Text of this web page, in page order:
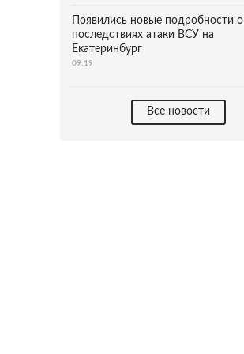
Появились новые подробности о
последствиях атаки ВСУ на
Екатеринбург
09:19
Все новости